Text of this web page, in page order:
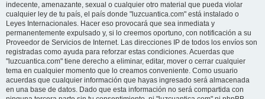
indecente, amenazante, sexual o cualquier otro material que pueda violar
cualquier ley de tu país, el país donde "luzcuantica.com" está instalado o
Leyes Internacionales. Hacer eso provocará que sea inmediata y
permanentemente expulsado y, si lo creemos oportuno, con notificación a su
Proveedor de Servicios de Internet. Las direcciones IP de todos los envíos son
registradas como ayuda para reforzar estas condiciones. Acuerdas que
"luzcuantica.com" tiene derecho a eliminar, editar, mover o cerrar cualquier
tema en cualquier momento que lo creamos conveniente. Como usuario
acuerdas que cualquier información que hayas ingresado será almacenada
en una base de datos. Dado que esta información no será compartida con